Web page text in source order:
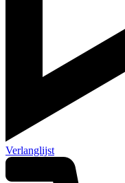
Verlanglijst